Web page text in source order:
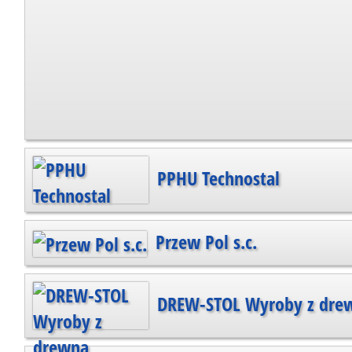
PPHU Technostal
Przew Pol s.c.
DREW-STOL Wyroby z